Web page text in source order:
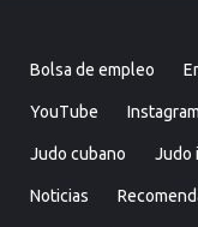
Bolsa de empleo
YouTube Instagram
Judo cubano Judo
Noticias